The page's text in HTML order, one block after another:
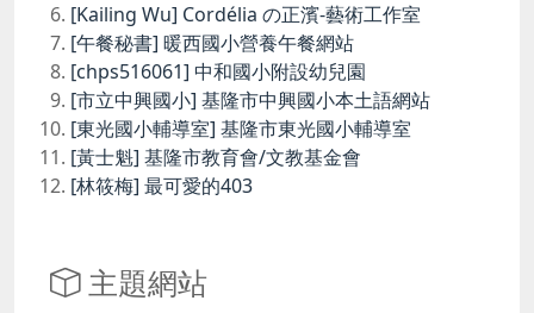
[Kailing Wu] Cordélia の正濱-藝術工作室
[午餐秘書] 暖西國小營養午餐網站
[chps516061] 中和國小附設幼兒園
[市立中興國小] 基隆市中興國小本土語網站
[東光國小輔導室] 基隆市東光國小輔導室
[黃士魁] 基隆市教育會/文教基金會
[林筱梅] 最可愛的403
主題網站